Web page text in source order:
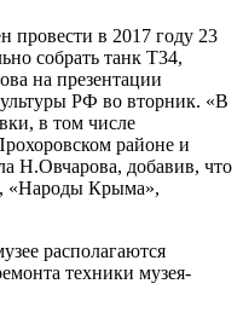
провести в 2017 году 23
собрать танк Т34,
на презентации
РФ во вторник. «В
в том числе
районе и
Н.Овчарова, добавив, что
«Народы Крыма»,
располагаются
техники музея-